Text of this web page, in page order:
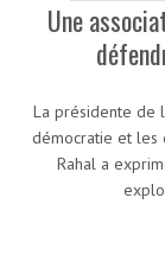
Une
La présidente de
démocratie et les
Rahal a